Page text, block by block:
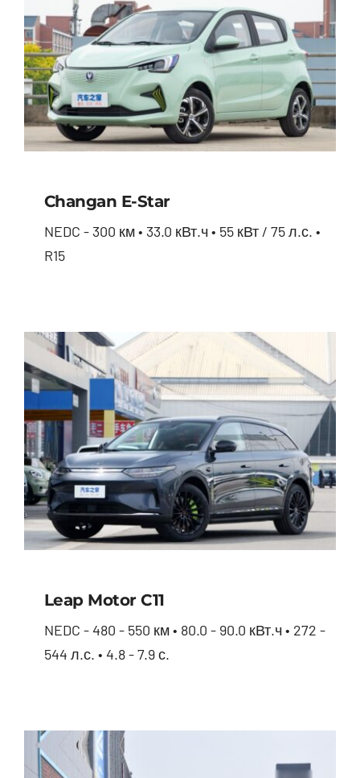
Changan E-Star
NEDC - 300 км • 33.0 кВт.ч • 55 кВт / 75 л.с. •
R15
Leap Motor С11
NEDC - 480 - 550 км • 80.0 - 90.0 кВт.ч • 272 -
544 л.с. • 4.8 - 7.9 с.